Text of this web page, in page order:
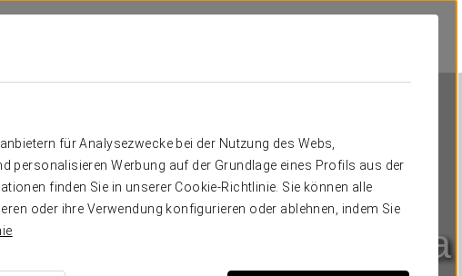
für Analysezwecke bei der Nutzung des Webs,
personalisieren Werbung auf der Grundlage eines Profils aus der
finden Sie in unserer Cookie-Richtlinie. Sie können alle
oder ihre Verwendung konfigurieren oder ablehnen, indem Sie
Crisol Vía Castellana